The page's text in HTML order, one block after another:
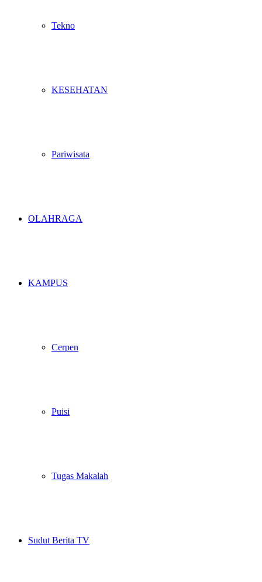
Tekno
KESEHATAN
Pariwisata
OLAHRAGA
KAMPUS
Cerpen
Puisi
Tugas Makalah
Sudut Berita TV